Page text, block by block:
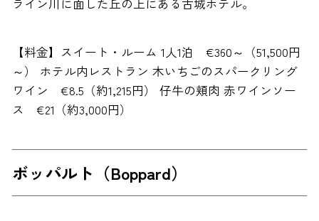
【料金】スイート・ルーム 1人1泊 €360～（51,500円
～） ホテル内レストラン 木いちごのスパークリング
ワイン €8.5（約1,215円） 仔牛の頬肉 赤ワインソー
ス €21（約3,000円）
ボッパルト（Boppard）